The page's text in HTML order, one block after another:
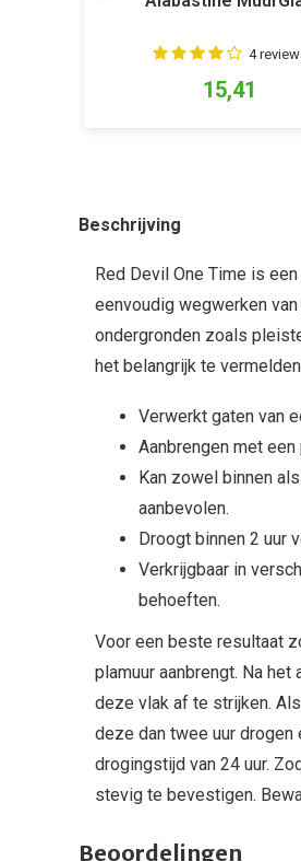
4
15,41
Beschrijving
Red Devil One Time is
eenvoudig wegwerken
ondergronden zoals
het belangrijk te
Verwerkt gaten van
Aanbrengen met
Kan zowel binnen
aanbevolen.
Droogt binnen 2 uur
Verkrijgbaar in
behoeften.
Voor een beste resultaat
plamuur aanbrengt. Na
deze vlak af te strijken.
deze dan twee uur
drogingstijd van 24 uur.
stevig te bevestigen.
Beoordelingen